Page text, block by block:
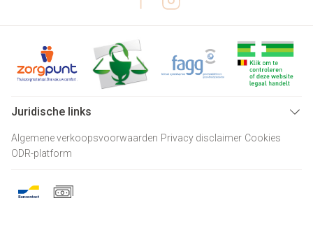
Juridische links
Algemene verkoopsvoorwaarden Privacy disclaimer Cookies
ODR-platform